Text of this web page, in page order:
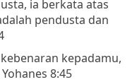
ia berkata atas
pendusta dan
kepadamu,
8:45